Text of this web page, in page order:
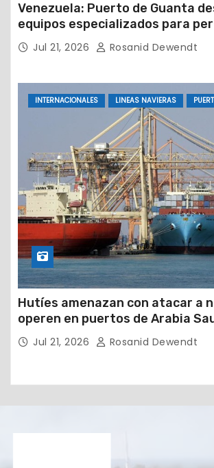
Venezuela: Puerto de Guanta
equipos especializados para
petrolera
Jul 21, 2026 Rosanid Dewendt
INTERNACIONALES LINEAS NAVIERAS
Hutíes amenazan con atacar a
operen en puertos de Arabia
Jul 21, 2026 Rosanid Dewendt